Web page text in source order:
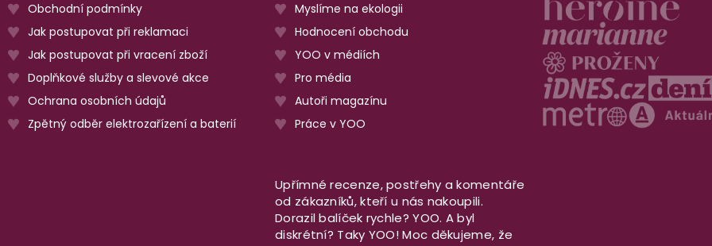
Obchodní podmínky
Jak postupovat při reklamaci
Jak postupovat při vracení zboží
Doplňkové služby a slevové akce
Ochrana osobních údajů
Zpětný odběr elektrozařízení a baterií
Myslíme na ekologii
Hodnocení obchodu
YOO v médiích
Pro média
Autoři magazínu
Práce v YOO
Upřímné recenze, postřehy a komentáře
od zákazníků, kteří u nás nakoupili.
Dorazil balíček rychle? YOO. A byl
diskrétní? Taky YOO! Moc děkujeme, že